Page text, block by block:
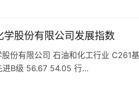
学股份有限公司发展指数
股份有限公司 石油和化工行业
进B级 56.67 54.05 行…